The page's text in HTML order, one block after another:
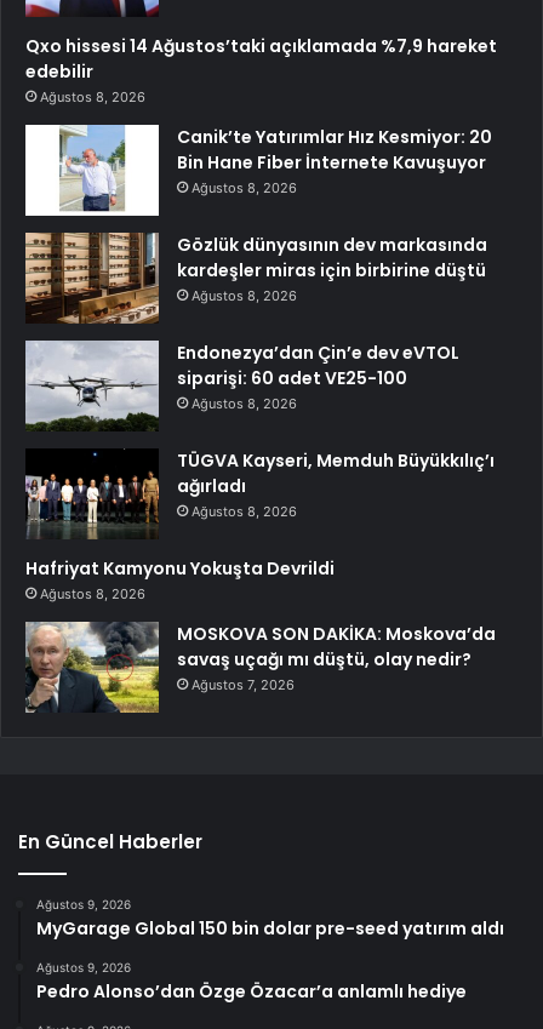
Qxo hissesi 14 Ağustos’taki açıklamada %7,9 hareket
edebilir
Ağustos 8, 2026
Canik’te Yatırımlar Hız Kesmiyor: 20
Bin Hane Fiber İnternete Kavuşuyor
Ağustos 8, 2026
Gözlük dünyasının dev markasında
kardeşler miras için birbirine düştü
Ağustos 8, 2026
Endonezya’dan Çin’e dev eVTOL
siparişi: 60 adet VE25-100
Ağustos 8, 2026
TÜGVA Kayseri, Memduh Büyükkılıç’ı
ağırladı
Ağustos 8, 2026
Hafriyat Kamyonu Yokuşta Devrildi
Ağustos 8, 2026
MOSKOVA SON DAKİKA: Moskova’da
savaş uçağı mı düştü, olay nedir?
Ağustos 7, 2026
En Güncel Haberler
Ağustos 9, 2026
MyGarage Global 150 bin dolar pre-seed yatırım aldı
Ağustos 9, 2026
Pedro Alonso’dan Özge Özacar’a anlamlı hediye